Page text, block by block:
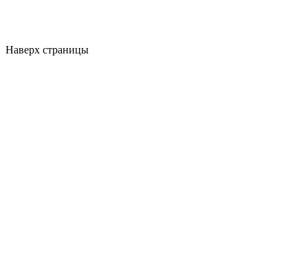
Наверх страницы